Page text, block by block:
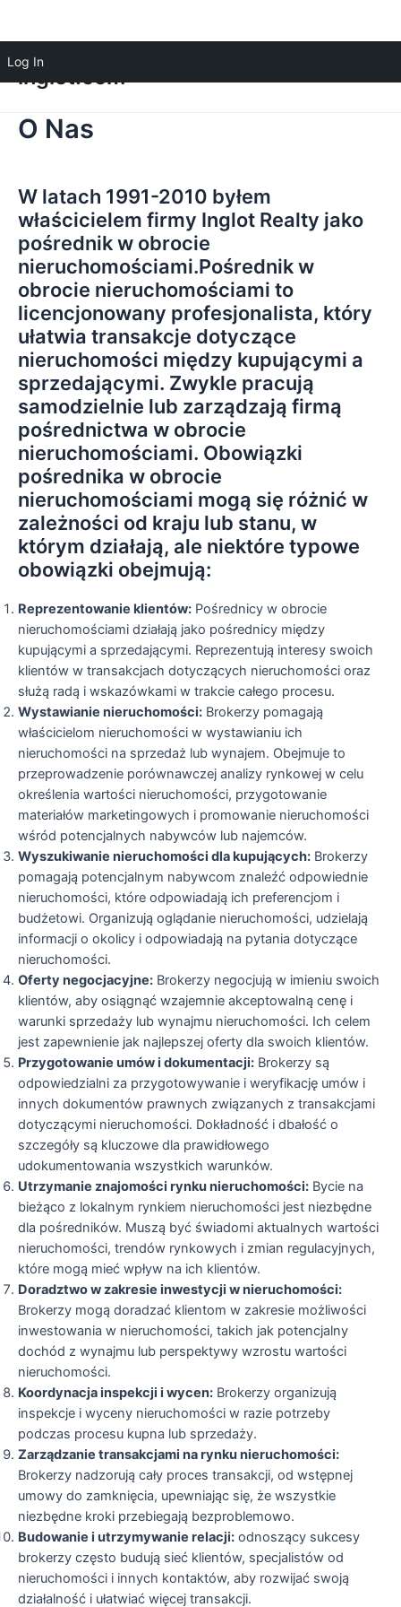
Log In
inglot.com
O Nas
W latach 1991-2010 byłem
właścicielem firmy Inglot Realty jako
pośrednik w obrocie
nieruchomościami.Pośrednik w
obrocie nieruchomościami to
licencjonowany profesjonalista, który
ułatwia transakcje dotyczące
nieruchomości między kupującymi a
sprzedającymi. Zwykle pracują
samodzielnie lub zarządzają firmą
pośrednictwa w obrocie
nieruchomościami. Obowiązki
pośrednika w obrocie
nieruchomościami mogą się różnić w
zależności od kraju lub stanu, w
którym działają, ale niektóre typowe
obowiązki obejmują:
Reprezentowanie klientów: Pośrednicy w obrocie
nieruchomościami działają jako pośrednicy między
kupującymi a sprzedającymi. Reprezentują interesy swoich
klientów w transakcjach dotyczących nieruchomości oraz
służą radą i wskazówkami w trakcie całego procesu.
Wystawianie nieruchomości: Brokerzy pomagają
właścicielom nieruchomości w wystawianiu ich
nieruchomości na sprzedaż lub wynajem. Obejmuje to
przeprowadzenie porównawczej analizy rynkowej w celu
określenia wartości nieruchomości, przygotowanie
materiałów marketingowych i promowanie nieruchomości
wśród potencjalnych nabywców lub najemców.
Wyszukiwanie nieruchomości dla kupujących: Brokerzy
pomagają potencjalnym nabywcom znaleźć odpowiednie
nieruchomości, które odpowiadają ich preferencjom i
budżetowi. Organizują oglądanie nieruchomości, udzielają
informacji o okolicy i odpowiadają na pytania dotyczące
nieruchomości.
Oferty negocjacyjne: Brokerzy negocjują w imieniu swoich
klientów, aby osiągnąć wzajemnie akceptowalną cenę i
warunki sprzedaży lub wynajmu nieruchomości. Ich celem
jest zapewnienie jak najlepszej oferty dla swoich klientów.
Przygotowanie umów i dokumentacji: Brokerzy są
odpowiedzialni za przygotowywanie i weryfikację umów i
innych dokumentów prawnych związanych z transakcjami
dotyczącymi nieruchomości. Dokładność i dbałość o
szczegóły są kluczowe dla prawidłowego
udokumentowania wszystkich warunków.
Utrzymanie znajomości rynku nieruchomości: Bycie na
bieżąco z lokalnym rynkiem nieruchomości jest niezbędne
dla pośredników. Muszą być świadomi aktualnych wartości
nieruchomości, trendów rynkowych i zmian regulacyjnych,
które mogą mieć wpływ na ich klientów.
Doradztwo w zakresie inwestycji w nieruchomości:
Brokerzy mogą doradzać klientom w zakresie możliwości
inwestowania w nieruchomości, takich jak potencjalny
dochód z wynajmu lub perspektywy wzrostu wartości
nieruchomości.
Koordynacja inspekcji i wycen: Brokerzy organizują
inspekcje i wyceny nieruchomości w razie potrzeby
podczas procesu kupna lub sprzedaży.
Zarządzanie transakcjami na rynku nieruchomości:
Brokerzy nadzorują cały proces transakcji, od wstępnej
umowy do zamknięcia, upewniając się, że wszystkie
niezbędne kroki przebiegają bezproblemowo.
Budowanie i utrzymywanie relacji: odnoszący sukcesy
brokerzy często budują sieć klientów, specjalistów od
nieruchomości i innych kontaktów, aby rozwijać swoją
działalność i ułatwiać więcej transakcji.